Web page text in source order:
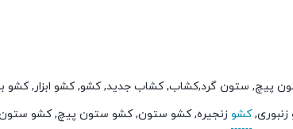
ستون پیچ, ستون گرد,کشاب, کشاب جدید, کشو, کشو ابزار,
کشو زنجیره, کشو ستون, کشو ستون پیچ, کشو